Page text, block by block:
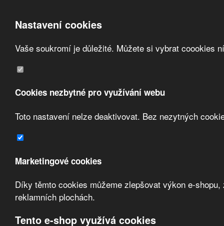
Nastavení cookies
Vaše soukromí je důležité. Můžete si vybrat coookies
Cookies nezbytné pro využívání webu
Toto nastavení nelze deaktivovat. Bez nezytných
Marketingové cookies
Díky těmto cookies můžeme zlepšovat výkon e-
reklamních plochách.
Tento e-shop využívá cookies
Přeskočit na hlavní obsah/Přeskočit na doplňující obsah
Kontakt
Zvolte měnu:
Přihlásit uživatele